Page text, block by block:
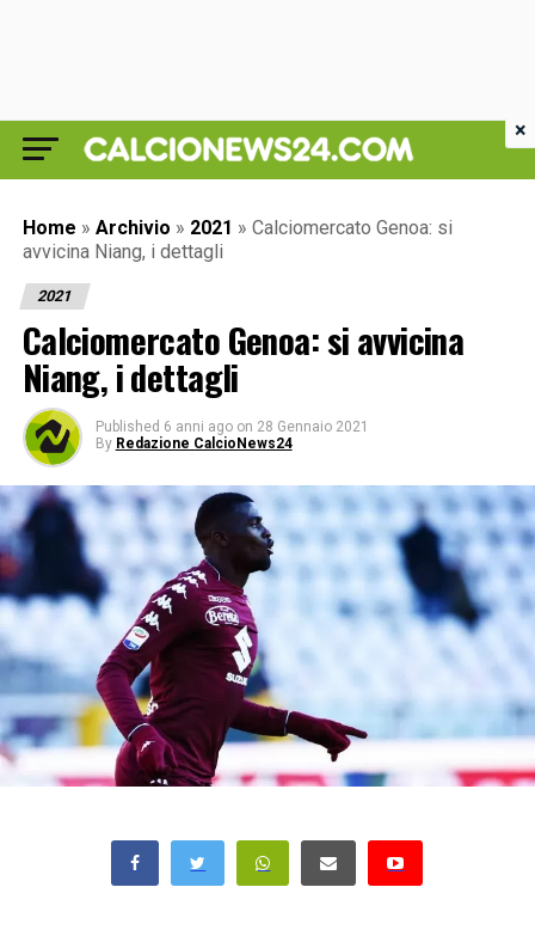
Home » Archivio » 2021 » Calciomercato Genoa: si
avvicina Niang, i dettagli
2021
Calciomercato Genoa: si avvicina
Niang, i dettagli
Published 6 anni ago on 28 Gennaio 2021
By Redazione CalcioNews24
×